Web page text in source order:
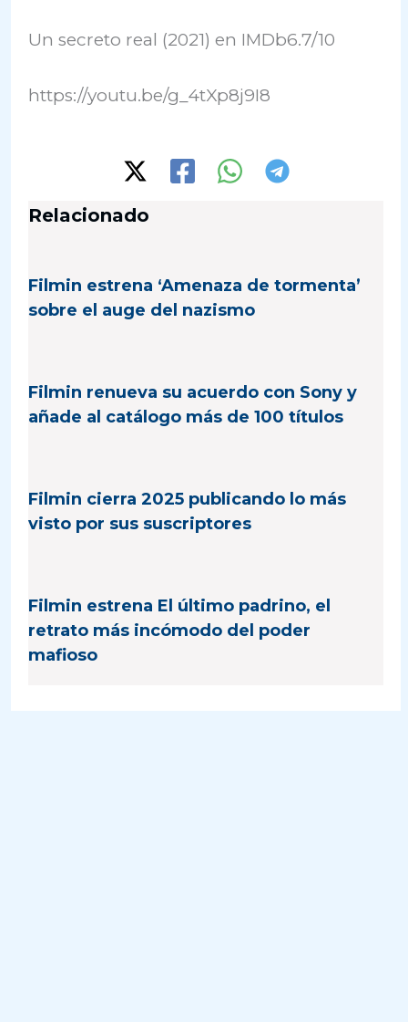
Un secreto real (2021) en IMDb6.7/10
https://youtu.be/g_4tXp8j9I8
Relacionado
Filmin estrena ‘Amenaza de tormenta’
sobre el auge del nazismo
Filmin renueva su acuerdo con Sony y
añade al catálogo más de 100 títulos
Filmin cierra 2025 publicando lo más
visto por sus suscriptores
Filmin estrena El último padrino, el
retrato más incómodo del poder
mafioso